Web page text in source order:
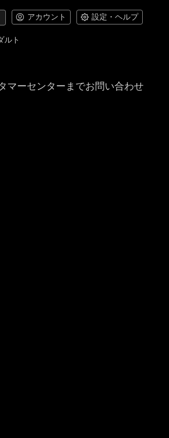
アカウント 設定・ヘルプ
ルト
マーセンターまでお問い合わせ